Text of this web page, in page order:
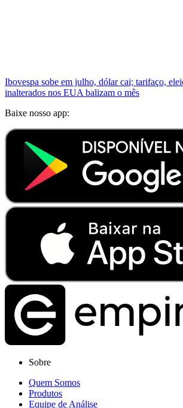
Ibovespa sobe em julho, dólar cai; tarifaço,
inalterados nos EUA balizam o mês
Baixe nosso app:
Sobre
Quem Somos
Produtos
Equipe de Análise